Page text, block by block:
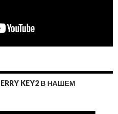
KEY2 В НАШЕМ